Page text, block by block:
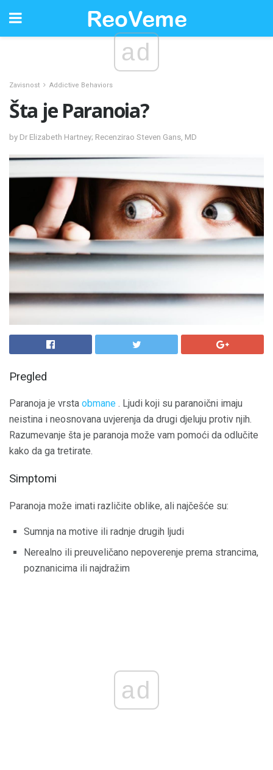
ad
Zavisnost Addictive Behaviors
Šta je Paranoia?
by Dr Elizabeth Hartney; Recenzirao Steven Gans, MD
Pregled
Paranoja je vrsta obmane . Ljudi koji su paranoični imaju
neistina i neosnovana uvjerenja da drugi djeluju protiv njih.
Razumevanje šta je paranoja može vam pomoći da odlučite
kako da ga tretirate.
Simptomi
Paranoja može imati različite oblike, ali najčešće su:
Sumnja na motive ili radnje drugih ljudi
Nerealno ili preuveličano nepoverenje prema strancima,
poznanicima ili najdražim
ad